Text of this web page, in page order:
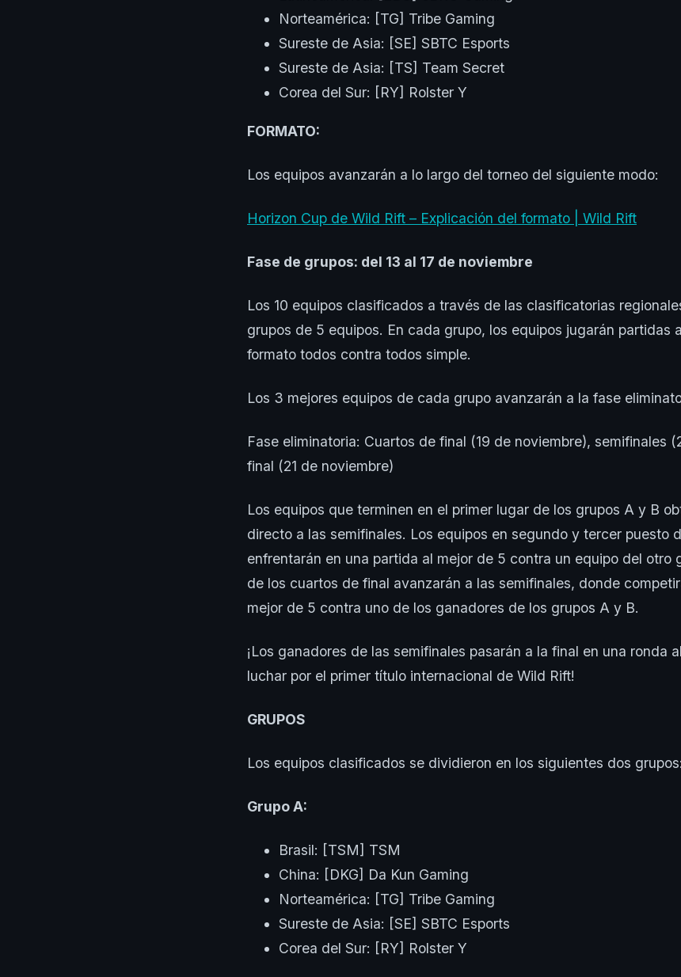
Norteamérica: [TG] Tribe Gaming
Sureste de Asia: [SE] SBTC Esports
Sureste de Asia: [TS] Team Secret
Corea del Sur: [RY] Rolster Y
FORMATO:
Los equipos avanzarán a lo largo del torneo del siguiente modo:
Horizon Cup de Wild Rift – Explicación del formato | Wild Rift
Fase de grupos: del 13 al 17 de noviembre
Los 10 equipos clasificados a través de las clasificatorias
grupos de 5 equipos. En cada grupo, los equipos jugarán partidas
formato todos contra todos simple.
Los 3 mejores equipos de cada grupo avanzarán a la fase
Fase eliminatoria: Cuartos de final (19 de noviembre), semifinales
final (21 de noviembre)
Los equipos que terminen en el primer lugar de los grupos A y B
directo a las semifinales. Los equipos en segundo y tercer puesto
enfrentarán en una partida al mejor de 5 contra un equipo del otro
de los cuartos de final avanzarán a las semifinales, donde
mejor de 5 contra uno de los ganadores de los grupos A y B.
¡Los ganadores de las semifinales pasarán a la final en una ronda
luchar por el primer título internacional de Wild Rift!
GRUPOS
Los equipos clasificados se dividieron en los siguientes dos grupos:
Grupo A:
Brasil: [TSM] TSM
China: [DKG] Da Kun Gaming
Norteamérica: [TG] Tribe Gaming
Sureste de Asia: [SE] SBTC Esports
Corea del Sur: [RY] Rolster Y